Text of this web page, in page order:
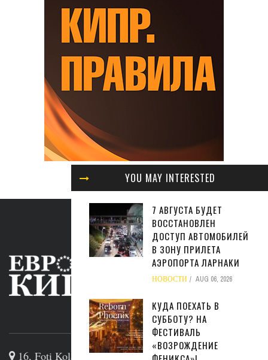
YOU MAY INTERESTED
7 АВГУСТА БУДЕТ
ВОССТАНОВЛЕН
ДОСТУП АВТОМОБИЛЕЙ
В ЗОНУ ПРИЛЕТА
АЭРОПОРТА ЛАРНАКИ
НОВОСТИ AUG 06, 2026
КУДА ПОЕХАТЬ В
СУББОТУ? НА
ФЕСТИВАЛЬ
«ВОЗРОЖДЕНИЕ
ABOUT US
16, Foti Kolakidi str, 3031, Limassol, Cyprus